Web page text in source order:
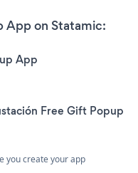
App on Statamic:
App
Free Gift Popup
you create your app